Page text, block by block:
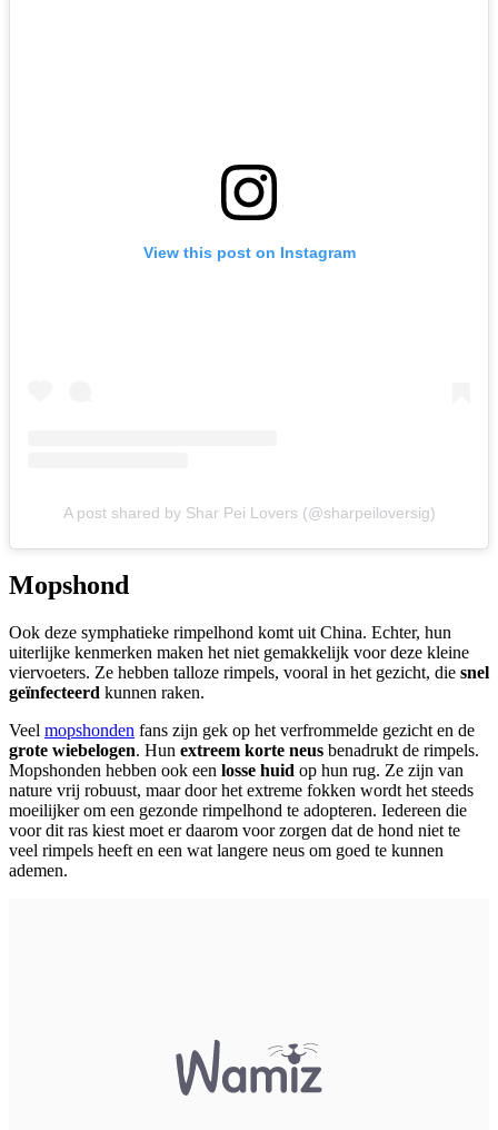
View this post on Instagram
A post shared by Shar Pei Lovers (@sharpeiloversig)
Mopshond
Ook deze symphatieke rimpelhond komt uit China. Echter, hun
uiterlijke kenmerken maken het niet gemakkelijk voor deze kleine
viervoeters. Ze hebben talloze rimpels, vooral in het gezicht, die snel
geïnfecteerd kunnen raken.
Veel mopshonden fans zijn gek op het verfrommelde gezicht en de
grote wiebelogen. Hun extreem korte neus benadrukt de rimpels.
Mopshonden hebben ook een losse huid op hun rug. Ze zijn van
nature vrij robuust, maar door het extreme fokken wordt het steeds
moeilijker om een gezonde rimpelhond te adopteren. Iedereen die
voor dit ras kiest moet er daarom voor zorgen dat de hond niet te
veel rimpels heeft en een wat langere neus om goed te kunnen
ademen.